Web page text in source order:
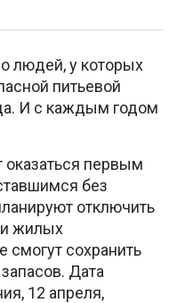
людей, у которых
питьевой
И с каждым годом
оказаться первым
без
отключить
и жилых
смогут сохранить
Дата
12 апреля,